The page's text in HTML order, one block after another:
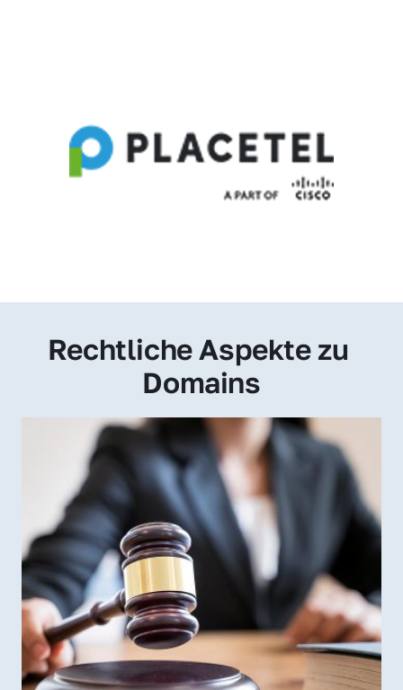
Rechtliche Aspekte zu
Domains